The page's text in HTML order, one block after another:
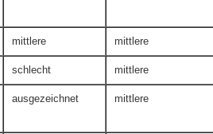
mittlere mittlere
schlecht mittlere
ausgezeichnet mittlere